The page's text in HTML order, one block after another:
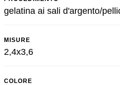
gelatina ai sali d'argento/
MISURE
2,4x3,6
COLORE